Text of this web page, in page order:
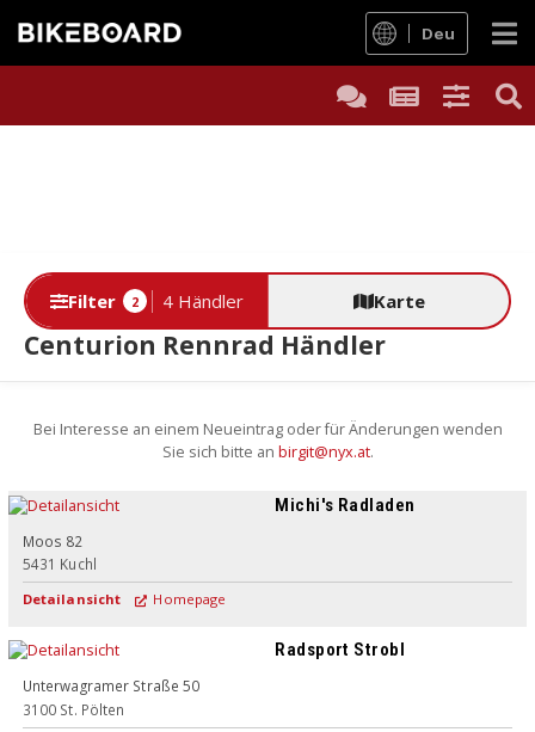
Deu
Filter 2 4 Händler Karte
Centurion Rennrad Händler
Bei Interesse an einem Neueintrag oder für Änderungen wenden
Sie sich bitte an birgit@nyx.at.
Michi's Radladen
Moos 82
5431 Kuchl
Detailansicht Homepage
Radsport Strobl
Unterwagramer Straße 50
3100 St. Pölten